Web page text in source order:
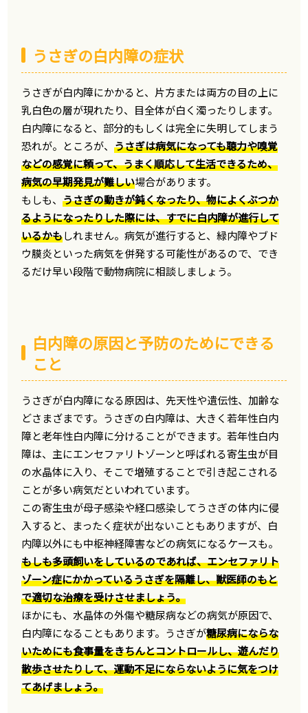
うさぎの白内障の症状
うさぎが白内障にかかると、片方または両方の目の上に
乳白色の層が現れたり、目全体が白く濁ったりします。
白内障になると、部分的もしくは完全に失明してしまう
恐れが。ところが、うさぎは病気になっても聴力や嗅覚
などの感覚に頼って、うまく順応して生活できるため、
病気の早期発見が難しい場合があります。
もしも、うさぎの動きが鈍くなったり、物によくぶつか
るようになったりした際には、すでに白内障が進行して
いるかもしれません。病気が進行すると、緑内障やブド
ウ膜炎といった病気を併発する可能性があるので、でき
るだけ早い段階で動物病院に相談しましょう。
白内障の原因と予防のためにできる
こと
うさぎが白内障になる原因は、先天性や遺伝性、加齢な
どさまざまです。うさぎの白内障は、大きく若年性白内
障と老年性白内障に分けることができます。若年性白内
障は、主にエンセファリトゾーンと呼ばれる寄生虫が目
の水晶体に入り、そこで増殖することで引き起こされる
ことが多い病気だといわれています。
この寄生虫が母子感染や経口感染してうさぎの体内に侵
入すると、まったく症状が出ないこともありますが、白
内障以外にも中枢神経障害などの病気になるケースも。
もしも多頭飼いをしているのであれば、エンセファリト
ゾーン症にかかっているうさぎを隔離し、獣医師のもと
で適切な治療を受けさせましょう。
ほかにも、水晶体の外傷や糖尿病などの病気が原因で、
白内障になることもあります。うさぎが糖尿病にならな
いためにも食事量をきちんとコントロールし、遊んだり
散歩させたりして、運動不足にならないように気をつけ
てあげましょう。